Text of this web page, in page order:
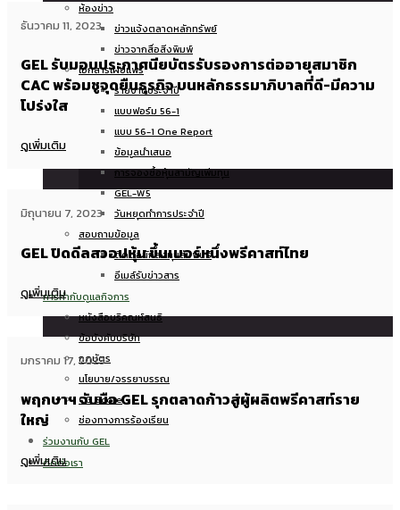
ห้องข่าว
ข่าวแจ้งตลาดหลักทรัพย์
ข่าวจากสื่อสิ่งพิมพ์
เอกสารเผยแพร่
รายงานประจำปี
แบบฟอร์ม 56-1
แบบ 56-1 One Report
ข้อมูลนำเสนอ
การจองซื้อหุ้นสามัญเพิ่มทุน
GEL-W5
วันหยุดทำการประจำปี
สอบถามข้อมูล
ติดต่อนักลงทุนสัมพันธ์
อีเมล์รับข่าวสาร
การกำกับดูแลกิจการ
หนังสือบริคณห์สนธิ
ข้อบังคับบริษัท
กฎบัตร
นโยบาย/จรรยาบรรณ
CG Score
ช่องทางการร้องเรียน
ร่วมงานกับ GEL
ติดต่อเรา
ธันวาคม 11, 2023
GEL รับมอบประกาศนียบัตรรับรองการต่ออายุสมาชิก
CAC พร้อมชูจุดยืนธุรกิจ บนหลักธรรมาภิบาลที่ดี-มีความ
โปร่งใส
ดูเพิ่มเติม
มิถุนายน 7, 2023
GEL ปิดดีลสวอปหุ้น ขึ้นเบอร์หนึ่งพรีคาสท์ไทย
ดูเพิ่มเติม
มกราคม 17, 2023
พฤกษาฯ จับมือ GEL รุกตลาดก้าวสู่ผู้ผลิตพรีคาสท์ราย
ใหญ่
ดูเพิ่มเติม